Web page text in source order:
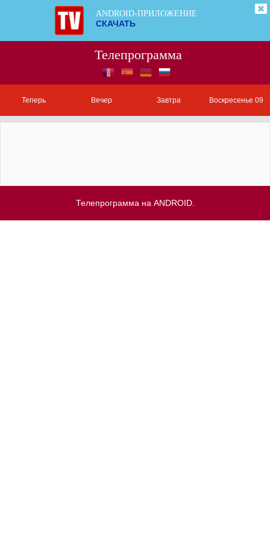
ANDROID-ПРИЛОЖЕНИЕ
СКАЧАТЬ
Телепрограмма
Теперь Вечер Завтра Воскресенье 09
Телепрограмма на ANDROID.